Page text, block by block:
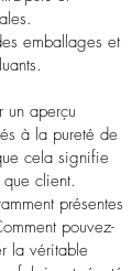
emballages et
un aperçu
à la pureté de
cela signifie
client.
présentes
pouvez-
la véritable